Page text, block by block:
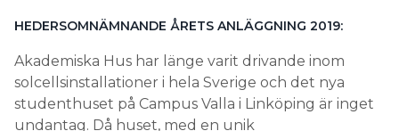
HEDERSOMNÄMNANDE ÅRETS ANLÄGGNING 2019:
Akademiska Hus har länge varit drivande inom
solcellsinstallationer i hela Sverige och det nya
studenthuset på Campus Valla i Linköping är inget
undantag. Då huset, med en unik